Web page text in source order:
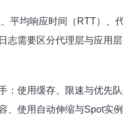
平均响应时间（RTT）、
需要区分代理层与应用
：使用缓存、限速与优先
、使用自动伸缩与Spot实